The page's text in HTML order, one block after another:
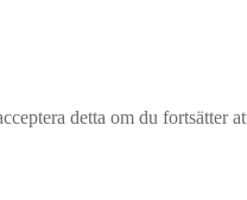
detta om du fortsätter